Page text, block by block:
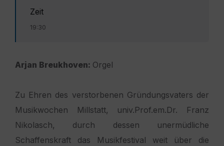
Zeit
19:30
Arjan Breukhoven: Orgel
Zu Ehren des verstorbenen Gründungsvaters der
Musikwochen Millstatt, univ.Prof.em.Dr. Franz
Nikolasch, durch dessen unermüdliche
Schaffenskraft das Musikfestival weit über die